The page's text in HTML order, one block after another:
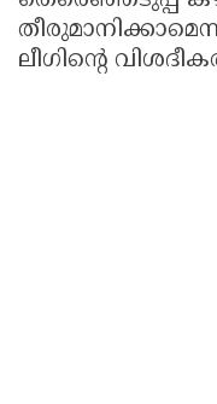
ലീഗിൻ്റെ